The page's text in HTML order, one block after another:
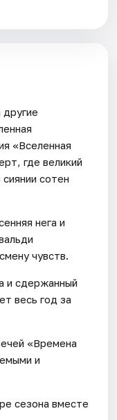
«Вселенная
где великий
сотен
нега и
чувств.
и сдержанный
весь год за
«Времена
и
сезона вместе